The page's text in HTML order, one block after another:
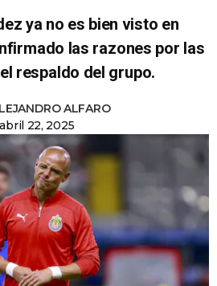
ya no es bien visto en
las razones por las
respaldo del grupo.
ALFARO
abril 22, 2025